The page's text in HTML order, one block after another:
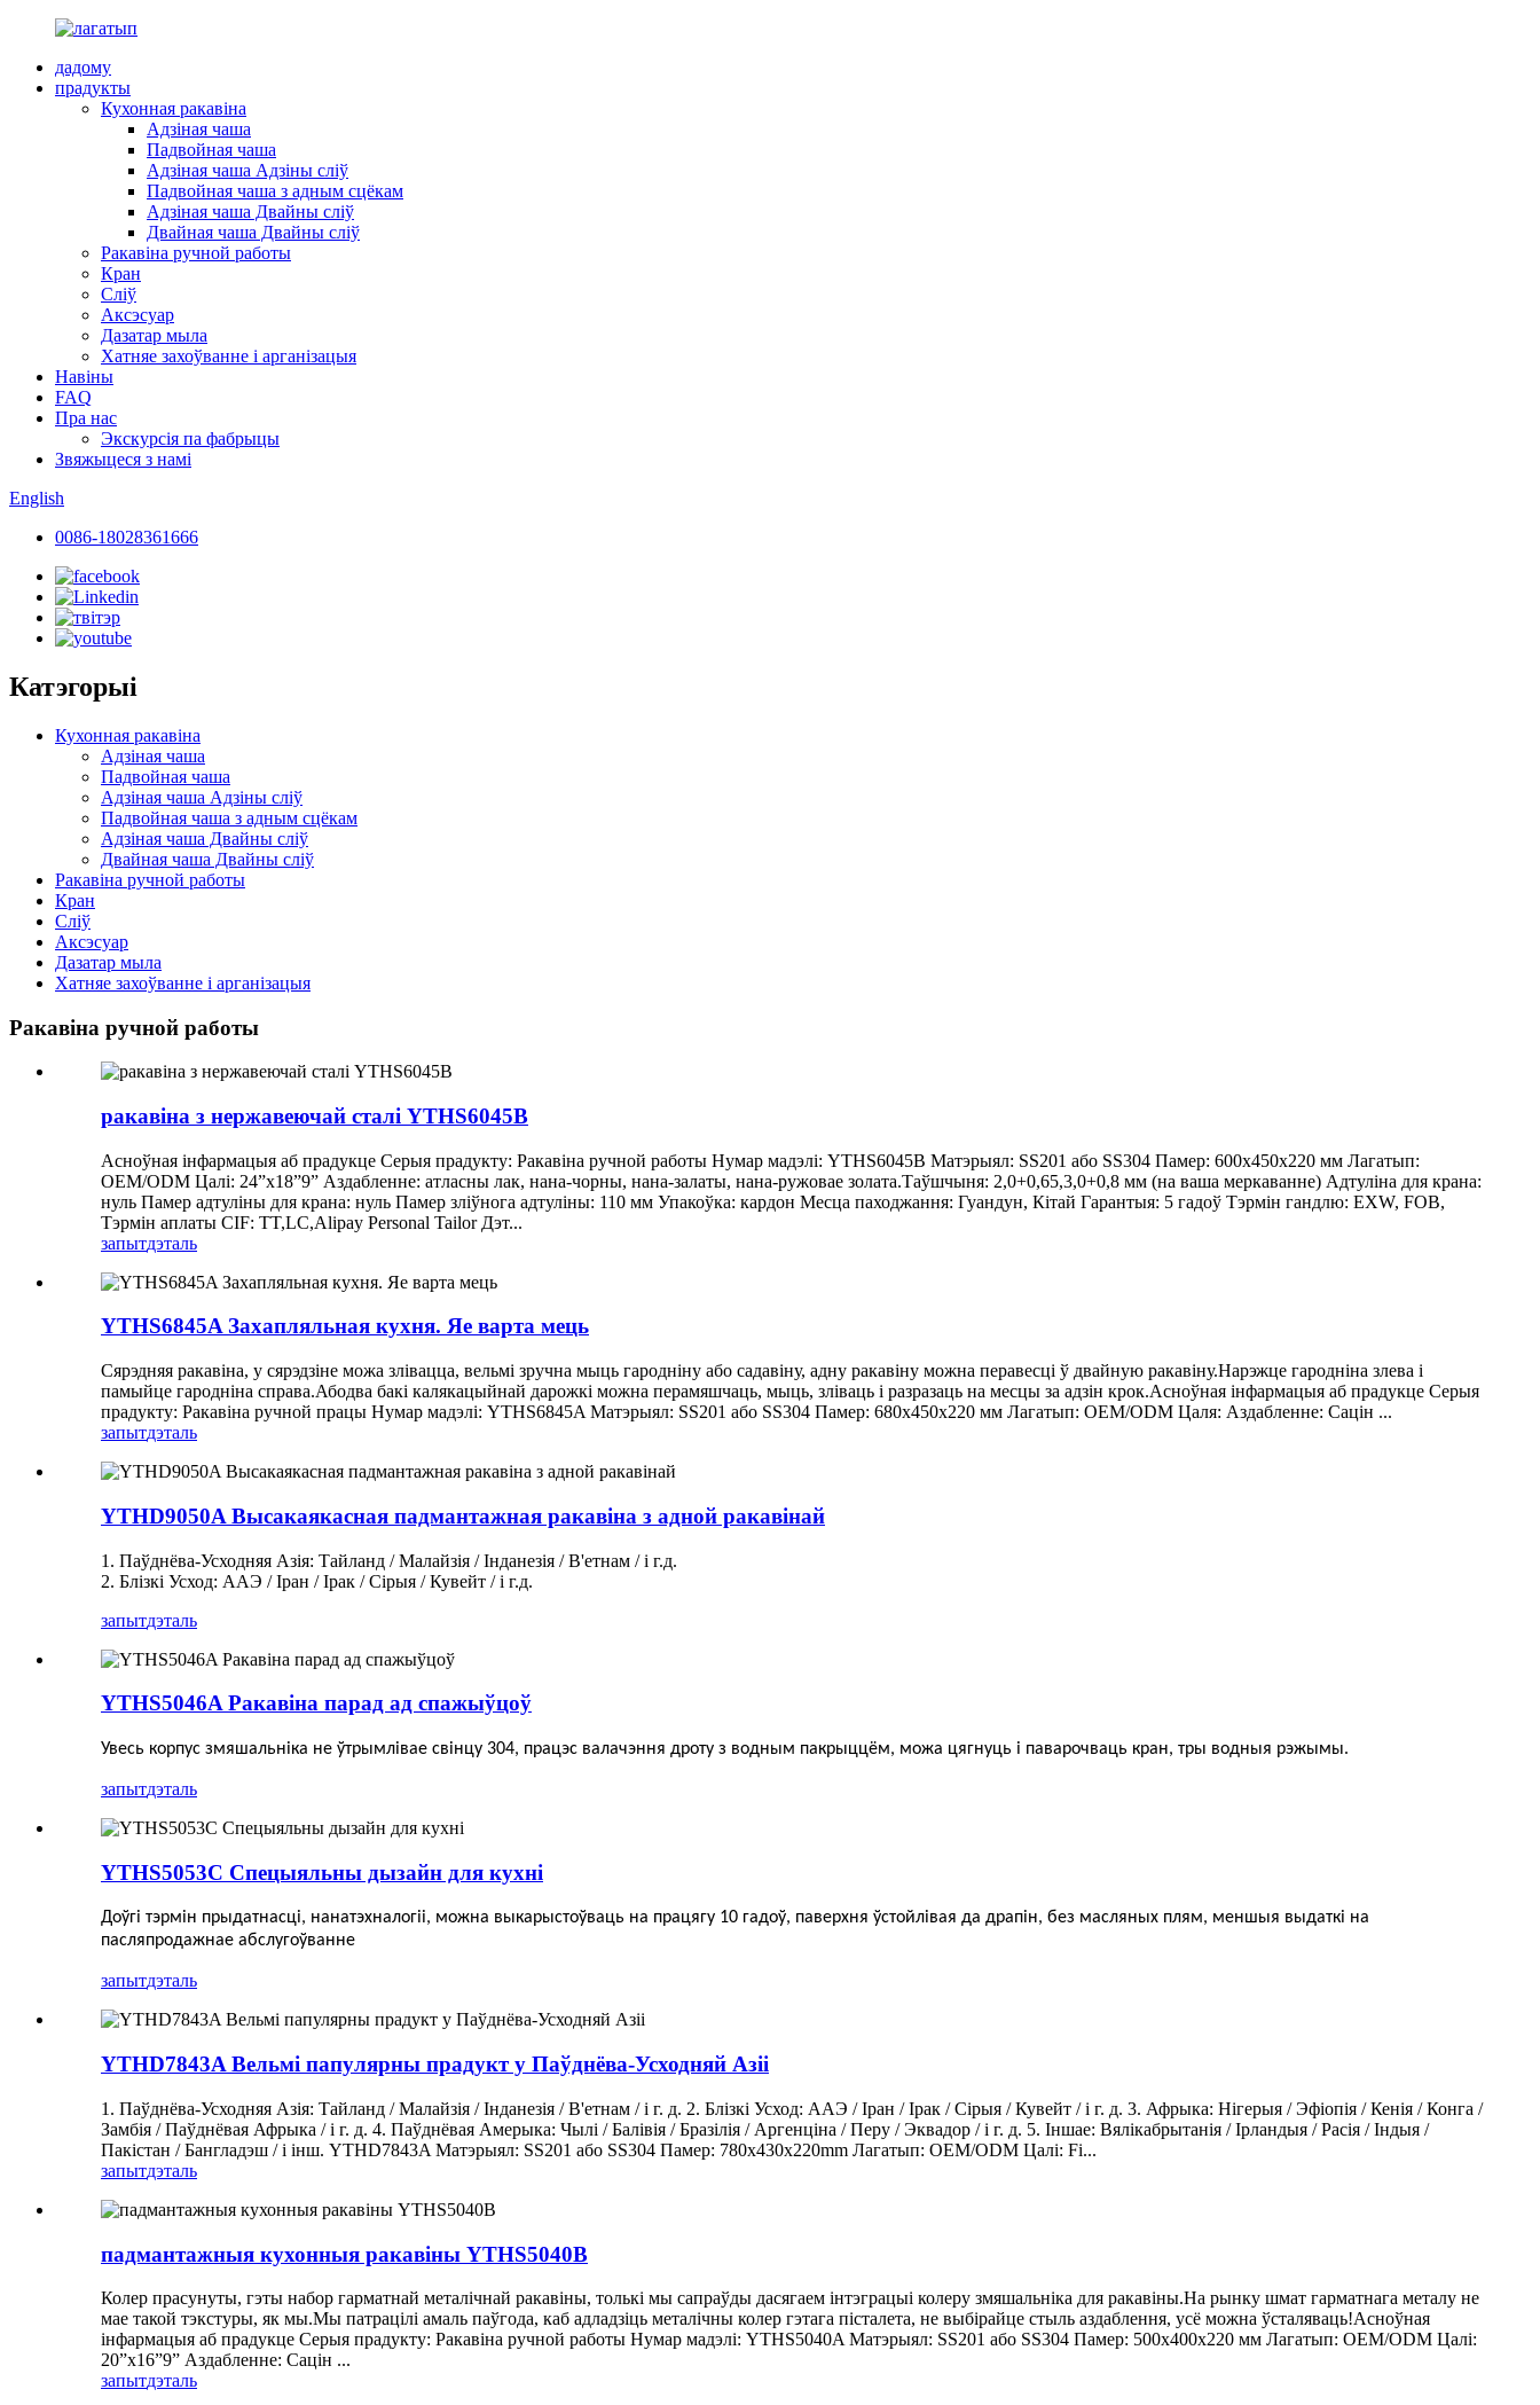
дадому
прадукты
Кухонная ракавіна
Адзіная чаша
Падвойная чаша
Адзіная чаша Адзіны сліў
Падвойная чаша з адным сцёкам
Адзіная чаша Двайны сліў
Двайная чаша Двайны сліў
Ракавіна ручной работы
Кран
Сліў
Аксэсуар
Дазатар мыла
Хатняе захоўванне і арганізацыя
Навіны
FAQ
Пра нас
Экскурсія па фабрыцы
Звяжыцеся з намі
English
0086-18028361666
Катэгорыі
Кухонная ракавіна
Адзіная чаша
Падвойная чаша
Адзіная чаша Адзіны сліў
Падвойная чаша з адным сцёкам
Адзіная чаша Двайны сліў
Двайная чаша Двайны сліў
Ракавіна ручной работы
Кран
Сліў
Аксэсуар
Дазатар мыла
Хатняе захоўванне і арганізацыя
Ракавіна ручной работы
ракавіна з нержавеючай сталі YTHS6045B
Асноўная інфармацыя аб прадукце Серыя прадукту: Ракавіна ручной работы Нумар мадэлі: YTHS6045B Матэрыял: SS201 або SS304 Памер: 600x450x220 мм Лагатып:
OEM/ODM Цалі: 24”x18”9” Аздабленне: атласны лак, нана-чорны, нана-залаты, нана-ружовае золата.Таўшчыня: 2,0+0,65,3,0+0,8 мм (на ваша меркаванне) Адтуліна для крана:
нуль Памер адтуліны для крана: нуль Памер зліўнога адтуліны: 110 мм Упакоўка: кардон Месца паходжання: Гуандун, Кітай Гарантыя: 5 гадоў Тэрмін гандлю: EXW, FOB,
Тэрмін аплаты CIF: TT,LC,Alipay Personal Tailor Дэт...
запытдэталь
YTHS6845A Захапляльная кухня. Яе варта мець
Сярэдняя ракавіна, у сярэдзіне можа злівацца, вельмі зручна мыць гародніну або садавіну, адну ракавіну можна перавесці ў двайную ракавіну.Нарэжце гародніна злева і
памыйце гародніна справа.Абодва бакі калякацыйнай дарожкі можна перамяшчаць, мыць, зліваць і разразаць на месцы за адзін крок.Асноўная інфармацыя аб прадукце Серыя
прадукту: Ракавіна ручной працы Нумар мадэлі: YTHS6845A Матэрыял: SS201 або SS304 Памер: 680x450x220 мм Лагатып: OEM/ODM Цаля: Аздабленне: Сацін ...
запытдэталь
YTHD9050A Высакаякасная падмантажная ракавіна з адной ракавінай
1. Паўднёва-Усходняя Азія: Тайланд / Малайзія / Інданезія / В'етнам / і г.д.
2. Блізкі Усход: ААЭ / Іран / Ірак / Сірыя / Кувейт / і г.д.
запытдэталь
YTHS5046A Ракавіна парад ад спажыўцоў
Увесь корпус змяшальніка не ўтрымлівае свінцу 304, працэс валачэння дроту з водным пакрыццём, можа цягнуць і паварочваць кран, тры водныя рэжымы.
запытдэталь
YTHS5053C Спецыяльны дызайн для кухні
Доўгі тэрмін прыдатнасці, нанатэхналогіі, можна выкарыстоўваць на працягу 10 гадоў, паверхня ўстойлівая да драпін, без масляных плям, меншыя выдаткі на
пасляпродажнае абслугоўванне
запытдэталь
YTHD7843A Вельмі папулярны прадукт у Паўднёва-Усходняй Азіі
1. Паўднёва-Усходняя Азія: Тайланд / Малайзія / Інданезія / В'етнам / і г. д. 2. Блізкі Усход: ААЭ / Іран / Ірак / Сірыя / Кувейт / і г. д. 3. Афрыка: Нігерыя / Эфіопія / Кенія / Конга /
Замбія / Паўднёвая Афрыка / і г. д. 4. Паўднёвая Амерыка: Чылі / Балівія / Бразілія / Аргенціна / Перу / Эквадор / і г. д. 5. Іншае: Вялікабрытанія / Ірландыя / Расія / Індыя /
Пакістан / Бангладэш / і інш. YTHD7843A Матэрыял: SS201 або SS304 Памер: 780x430x220mm Лагатып: OEM/ODM Цалі: Fi...
запытдэталь
падмантажныя кухонныя ракавіны YTHS5040B
Колер прасунуты, гэты набор гарматнай металічнай ракавіны, толькі мы сапраўды дасягаем інтэграцыі колеру змяшальніка для ракавіны.На рынку шмат гарматнага металу не
мае такой тэкстуры, як мы.Мы патрацілі амаль паўгода, каб адладзіць металічны колер гэтага пісталета, не выбірайце стыль аздаблення, усё можна ўсталяваць!Асноўная
інфармацыя аб прадукце Серыя прадукту: Ракавіна ручной работы Нумар мадэлі: YTHS5040A Матэрыял: SS201 або SS304 Памер: 500x400x220 мм Лагатып: OEM/ODM Цалі:
20”x16”9” Аздабленне: Сацін ...
запытдэталь